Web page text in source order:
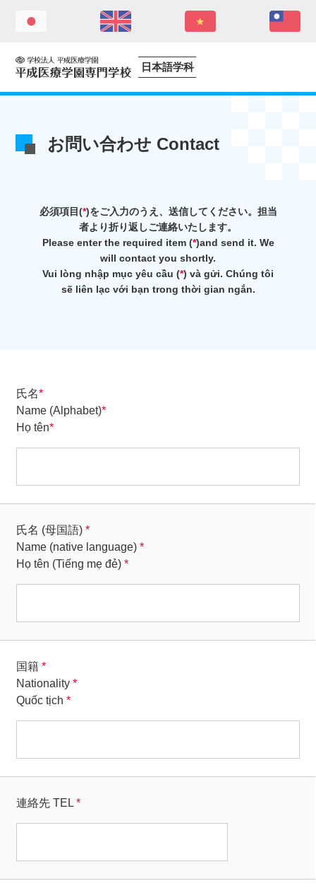
日本語学科
お問い合わせ Contact
必須項目(*)をご入力のうえ、送信してください。担当
者より折り返しご連絡いたします。
Please enter the required item (*)and send it. We
will contact you shortly.
Vui lòng nhập mục yêu cầu (*) và gửi. Chúng tôi
sẽ liên lạc với bạn trong thời gian ngắn.
氏名*
Name (Alphabet)*
Họ tên*
氏名 (母国語) *
Name (native language) *
Họ tên (Tiếng mẹ đẻ) *
国籍 *
Nationality *
Quốc tịch *
連絡先 TEL *